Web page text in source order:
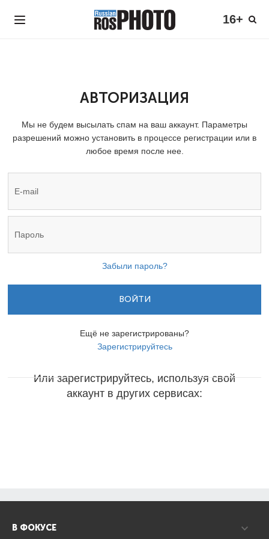
16+
АВТОРИЗАЦИЯ
Мы не будем высылать спам на ваш аккаунт. Параметры
разрешений можно установить в процессе регистрации или в
любое время после нее.
Забыли пароль?
ВОЙТИ
Ещё не зарегистрированы?
Зарегистрируйтесь
Или зарегистрируйтесь, используя свой
аккаунт в других сервисах:
В ФОКУСЕ